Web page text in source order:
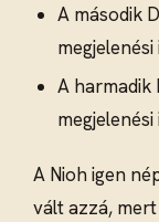
A második
A harmadik
A Nioh igen
vált azzá,